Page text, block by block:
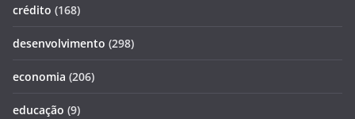
crédito (168)
desenvolvimento (298)
economia (206)
educação (9)